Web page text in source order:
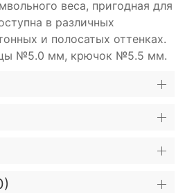
веса, пригодная для
в различных
и полосатых оттенках.
№5.0 мм, крючок №5.5 мм.
)